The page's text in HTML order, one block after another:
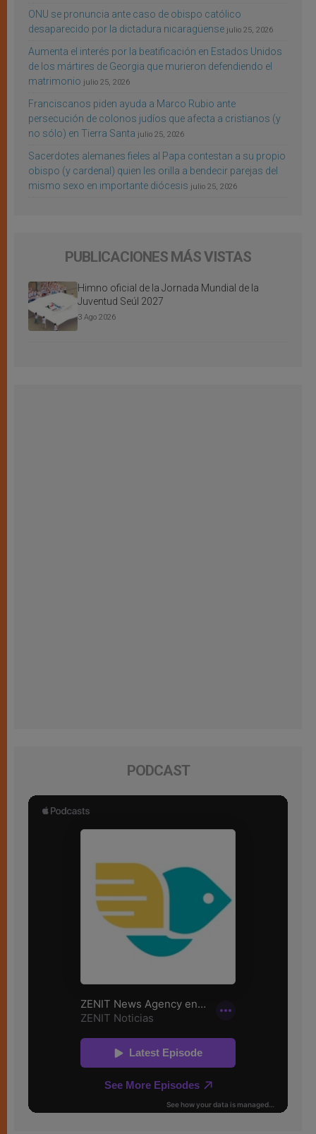
ONU se pronuncia ante caso de obispo católico
desaparecido por la dictadura nicaragüense julio 25, 2026
Aumenta el interés por la beatificación en Estados Unidos
de los mártires de Georgia que murieron defendiendo el
matrimonio julio 25, 2026
Franciscanos piden ayuda a Marco Rubio ante
persecución de colonos judíos que afecta a cristianos (y
no sólo) en Tierra Santa julio 25, 2026
Sacerdotes alemanes fieles al Papa contestan a su propio
obispo (y cardenal) quien les orilla a bendecir parejas del
mismo sexo en importante diócesis julio 25, 2026
PUBLICACIONES MÁS VISTAS
Himno oficial de la Jornada Mundial de la
Juventud Seúl 2027
3 Ago 2026
PODCAST